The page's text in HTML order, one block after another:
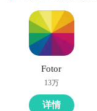
Fotor
13万
详情